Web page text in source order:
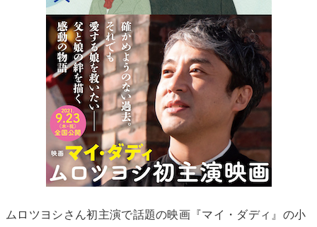
ムロツヨシさん初主演で話題の映画『マイ・ダディ』の小